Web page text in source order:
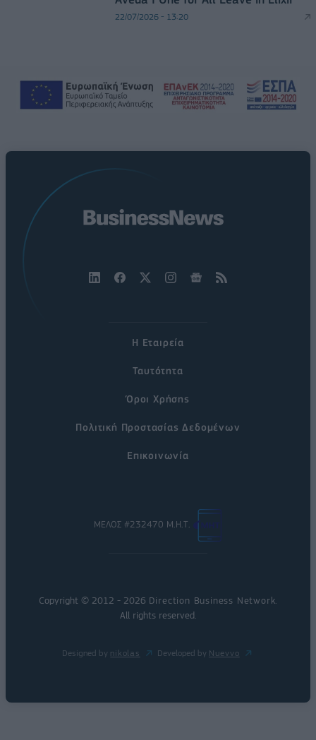
22/07/2026 - 13:20
Η Εταιρεία
Ταυτότητα
Όροι Χρήσης
Πολιτική Προστασίας Δεδομένων
Επικοινωνία
ΜΕΛΟΣ #232470 Μ.Η.Τ.
Copyright © 2012 - 2026 Direction Business Network
All rights reserved.
Designed by nikolas Developed by Nuevvo